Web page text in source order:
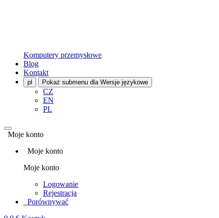
Komputery przemysłowe
Blog
Kontakt
pl Pokaż submenu dla Wersje językowe
CZ
EN
PL
Moje konto
Moje konto
Moje konto
Logowanie
Rejestracja
Porównywać